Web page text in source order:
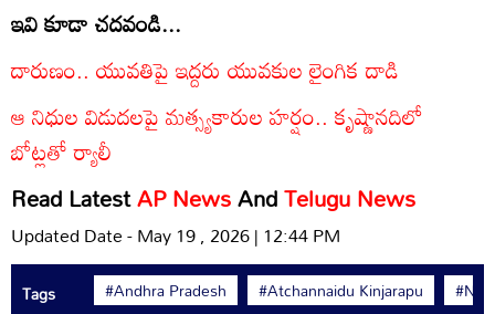
ఇవి కూడా చదవండి...
దారుణం.. యువతిపై ఇద్దరు యువకుల లైంగిక దాడి
ఆ నిధుల విడుదలపై మత్స్యకారుల హర్షం.. కృష్ణానదిలో
బోట్లతో ర్యాలీ
Read LatestAP NewsAndTelugu News
Updated Date - May 19 , 2026 | 12:44 PM
Tags #Andhra Pradesh #Atchannaidu Kinjarapu